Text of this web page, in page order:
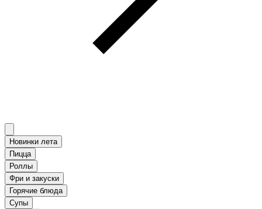
Новинки лета
Пицца
Роллы
Фри и закуски
Горячие блюда
Супы